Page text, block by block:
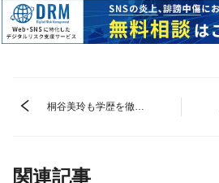
桐谷美玲も学歴を徹底
関連記事